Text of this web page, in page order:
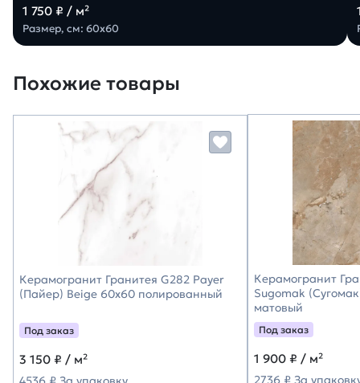
1 750 ₽ / м²
Размер, см: 60х60
Похожие товары
Керамогранит Гранитея G282 Payer
(Пайер) Beige 60х60 полированный
Под заказ
3 150 ₽ / м²
Керамогранит
Sugomak
матовый
Под заказ
1 900 ₽ / м²
2736 ₽ За